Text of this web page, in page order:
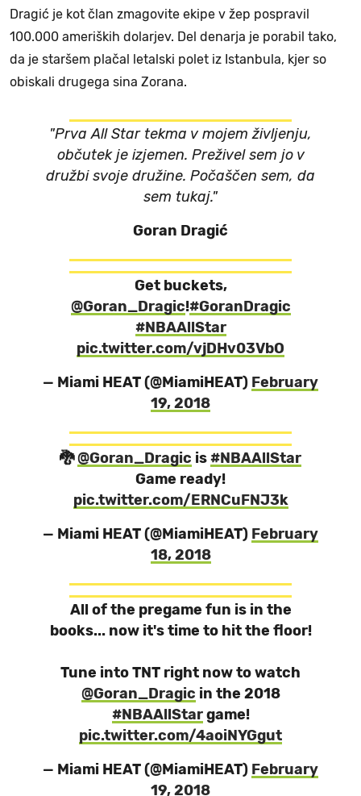
Dragić je kot član zmagovite ekipe v žep pospravil
100.000 ameriških dolarjev. Del denarja je porabil tako,
da je staršem plačal letalski polet iz Istanbula, kjer so
obiskali drugega sina Zorana.
"Prva All Star tekma v mojem življenju,
občutek je izjemen. Preživel sem jo v
družbi svoje družine. Počaščen sem, da
sem tukaj."
Goran Dragić
Get buckets,
@Goran_Dragic!#GoranDragic
#NBAAllStar
pic.twitter.com/vjDHv03VbO
— Miami HEAT (@MiamiHEAT) February
19, 2018
🐉@Goran_Dragic is#NBAAllStar
Game ready!
pic.twitter.com/ERNCuFNJ3k
— Miami HEAT (@MiamiHEAT) February
18, 2018
All of the pregame fun is in the
books... now it's time to hit the floor!
Tune into TNT right now to watch
@Goran_Dragic in the 2018
#NBAAllStargame!
pic.twitter.com/4aoiNYGgut
— Miami HEAT (@MiamiHEAT) February
19, 2018